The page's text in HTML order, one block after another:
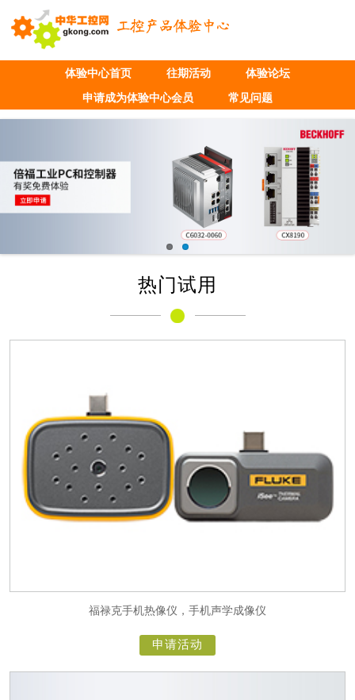
体验中心首页 往期活动
体验论坛
申请成为体验中心会员
常见问题
热门试用
福禄克手机热像仪，手机声学成像仪
申请活动